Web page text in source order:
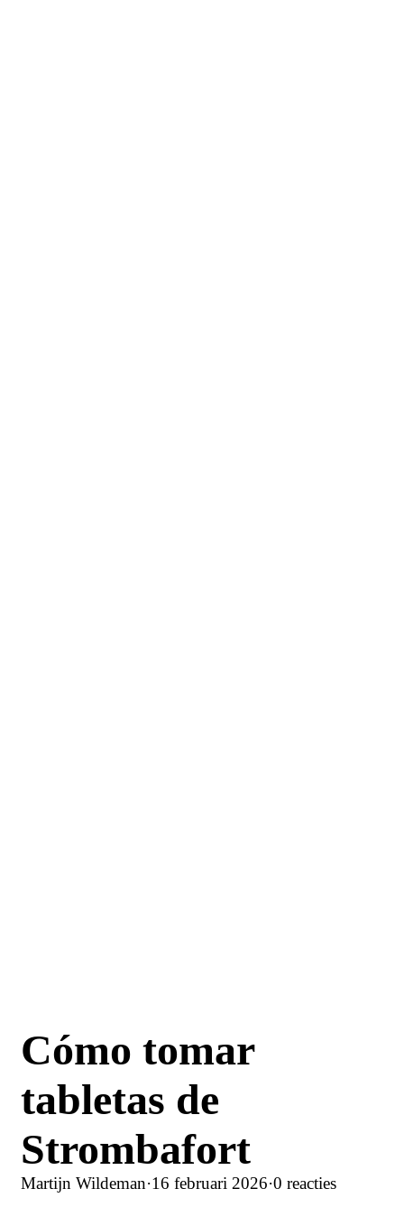
Cómo tomar
tabletas de
Strombafort
Martijn Wildeman·16 februari 2026·0 reacties